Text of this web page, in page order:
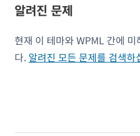
알려진 문제
현재 이 테마와 WPML 간에
다. 알려진 모든 문제를 검색하